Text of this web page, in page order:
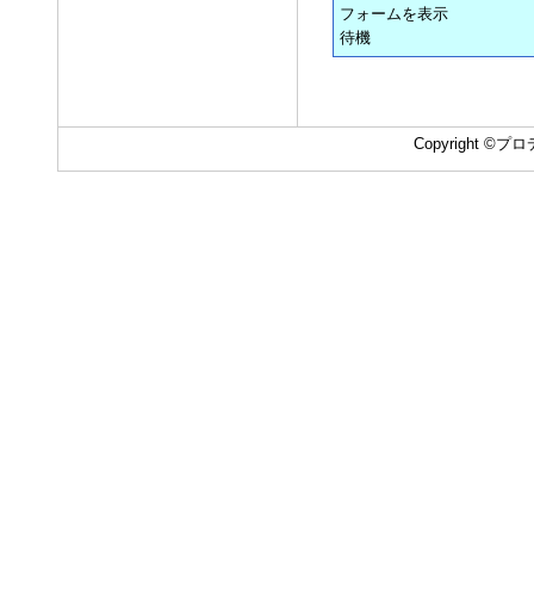
フォームを表示
待機
Copyright ©プロ